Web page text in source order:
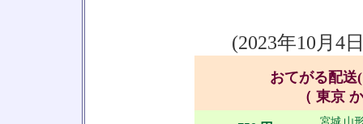
(2023年10月4
おてがる配
（ 東京
宮城 山